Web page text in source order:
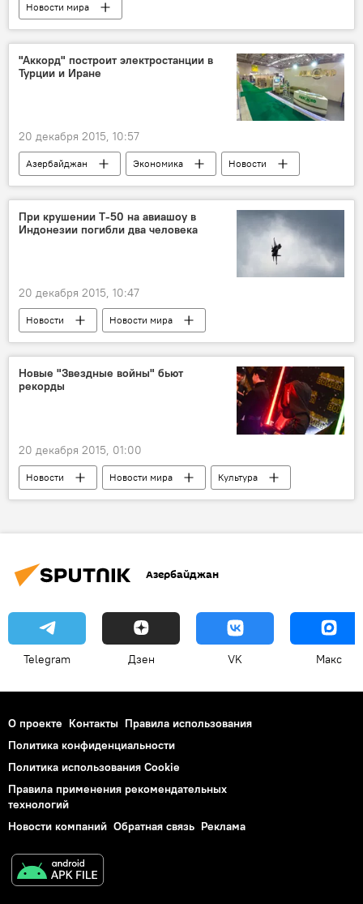
Новости мира
"Аккорд" построит электростанции в
Турции и Иране
20 декабря 2015, 10:57
Азербайджан Экономика Новости
При крушении Т-50 на авиашоу в
Индонезии погибли два человека
20 декабря 2015, 10:47
Новости
Новости мира
Индонезия
Джокьярта
Ява
ВВС Индонезии
авиакатастрофа
Новые "Звездные войны" бьют
рекорды
20 декабря 2015, 01:00
Новости Новости мира
Культура
ЖИЗНЬ
Азербайджан
Telegram Дзен VK Макс
О проекте Контакты Правила использования
Политика конфиденциальности
Политика использования Cookie
Правила применения рекомендательных
технологий
Новости компаний Обратная связь Реклама